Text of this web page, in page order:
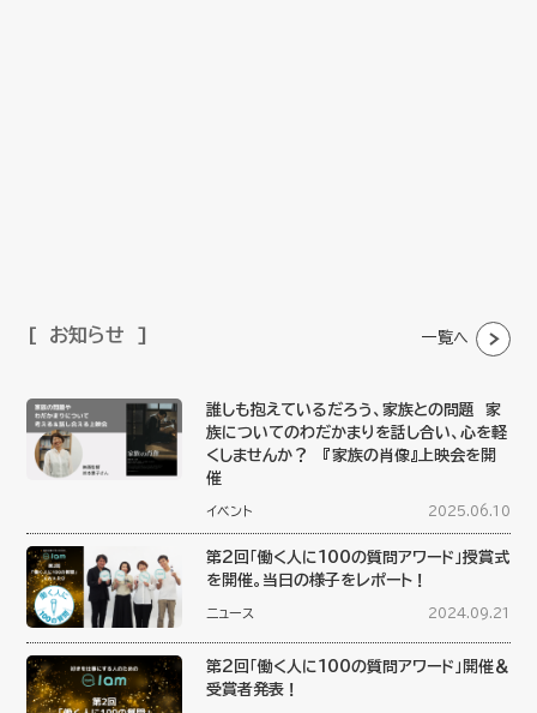
お知らせ 一覧へ
誰しも抱えているだろう、家族との問題 家
族についてのわだかまりを話し合い、心を軽
くしませんか？ 『家族の肖像』上映会を開
催
イベント 2025.06.10
第2回「働く人に100の質問アワード」授賞式
を開催。当日の様子をレポート！
ニュース 2024.09.21
第2回「働く人に100の質問アワード」開催＆
受賞者発表！